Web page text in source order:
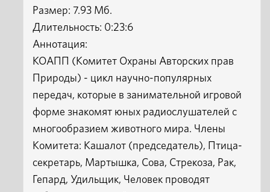
Размер: 7.93 Мб.
Длительность: 0:23:6
Аннотация:
КОАПП (Комитет Охраны Авторских прав
Природы) - цикл научно-популярных
передач, которые в занимательной игровой
форме знакомят юных радиослушателей с
многообразием животного мира. Члены
Комитета: Кашалот (председатель), Птица-
секретарь, Мартышка, Сова, Стрекоза, Рак,
Гепард, Удильщик, Человек проводят